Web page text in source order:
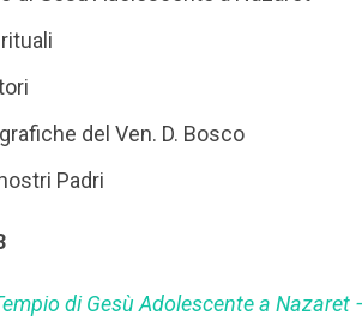
del Ven. D. Bosco
Padri
di Gesù Adolescente a Nazaret